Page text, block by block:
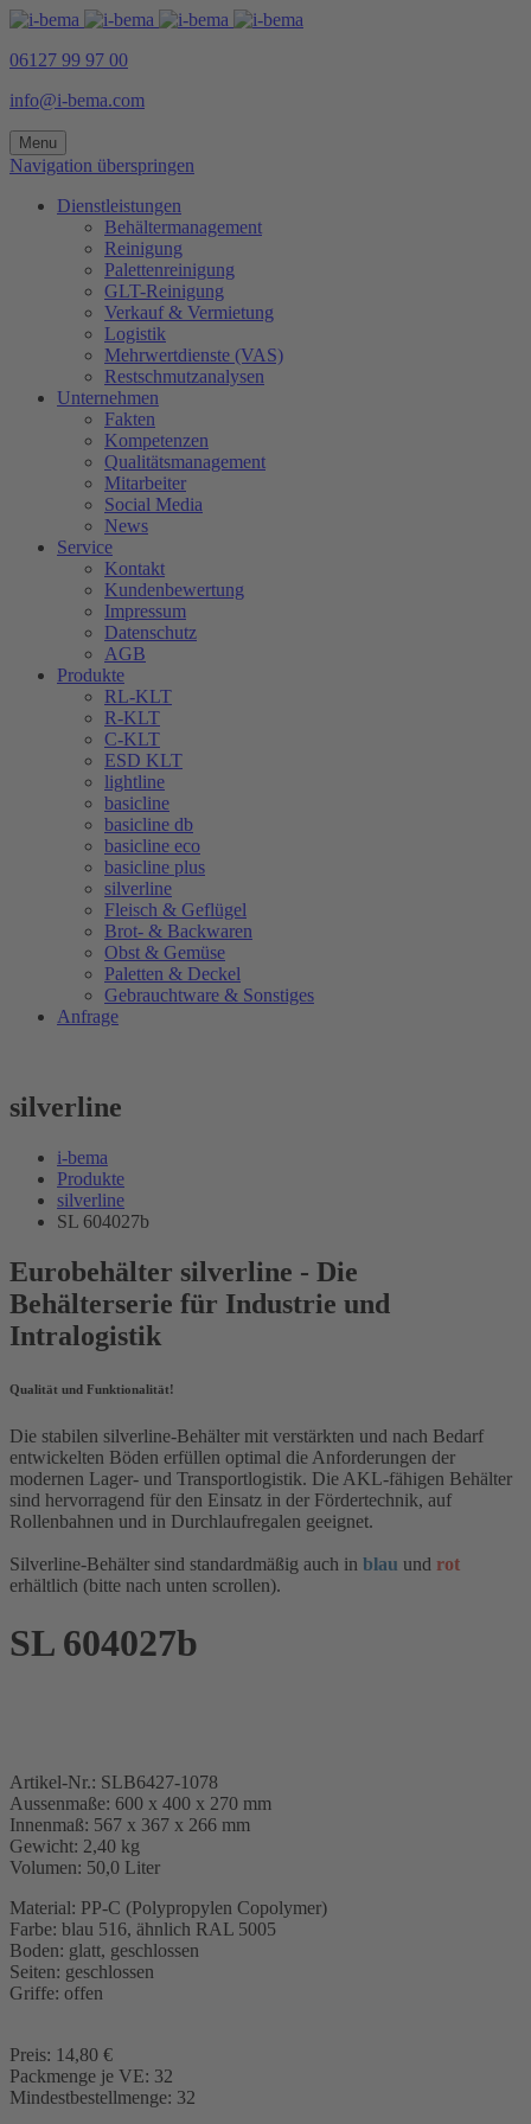
06127 99 97 00
info@i-bema.com
Menu
Navigation überspringen
Dienstleistungen
Behältermanagement
Reinigung
Palettenreinigung
GLT-Reinigung
Verkauf & Vermietung
Logistik
Mehrwertdienste (VAS)
Restschmutzanalysen
Unternehmen
Fakten
Kompetenzen
Qualitätsmanagement
Mitarbeiter
Social Media
News
Service
Kontakt
Kundenbewertung
Impressum
Datenschutz
AGB
Produkte
RL-KLT
R-KLT
C-KLT
ESD KLT
lightline
basicline
basicline db
basicline eco
basicline plus
silverline
Fleisch & Geflügel
Brot- & Backwaren
Obst & Gemüse
Paletten & Deckel
Gebrauchtware & Sonstiges
Anfrage
silverline
i-bema
Produkte
silverline
SL 604027b
Eurobehälter silverline - Die
Behälterserie für Industrie und
Intralogistik
Qualität und Funktionalität!
Die stabilen silverline-Behälter mit verstärkten und nach Bedarf
entwickelten Böden erfüllen optimal die Anforderungen der
modernen Lager- und Transportlogistik. Die AKL-fähigen Behälter
sind hervorragend für den Einsatz in der Fördertechnik, auf
Rollenbahnen und in Durchlaufregalen geeignet.
Silverline-Behälter sind standardmäßig auch in blau und rot
erhältlich (bitte nach unten scrollen).
SL 604027b
Artikel-Nr.: SLB6427-1078
Aussenmaße: 600 x 400 x 270 mm
Innenmaß: 567 x 367 x 266 mm
Gewicht: 2,40 kg
Volumen: 50,0 Liter
Material: PP-C (Polypropylen Copolymer)
Farbe: blau 516, ähnlich RAL 5005
Boden: glatt, geschlossen
Seiten: geschlossen
Griffe: offen
Preis: 14,80 €
Packmenge je VE: 32
Mindestbestellmenge: 32